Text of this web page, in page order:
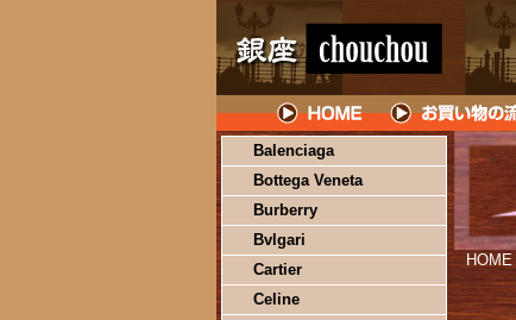
Balenciaga
Bottega Veneta
Burberry
Bvlgari
Cartier
Celine
HOME